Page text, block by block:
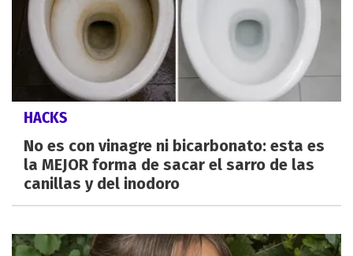
HACKS
No es con vinagre ni bicarbonato: esta es
la MEJOR forma de sacar el sarro de las
canillas y del inodoro